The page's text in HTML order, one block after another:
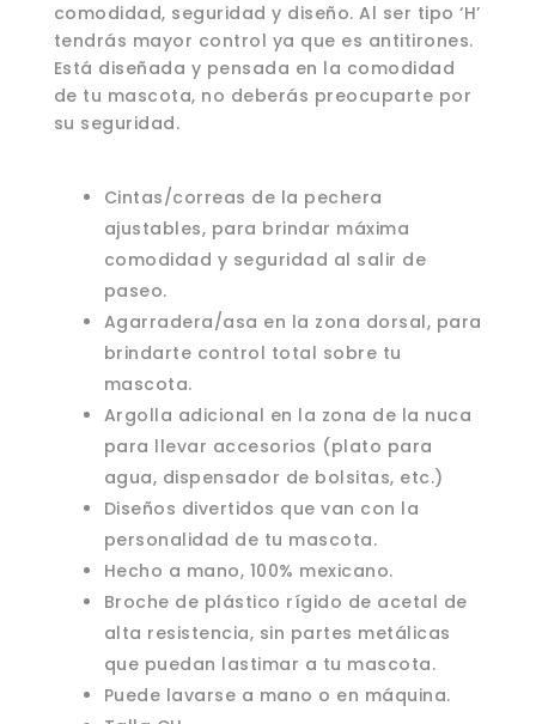
comodidad, seguridad y diseño. Al ser tipo ‘H’
tendrás mayor control ya que es antitirones.
Está diseñada y pensada en la comodidad
de tu mascota, no deberás preocuparte por
su seguridad.
Cintas/correas de la pechera
ajustables, para brindar máxima
comodidad y seguridad al salir de
paseo.
Agarradera/asa en la zona dorsal, para
brindarte control total sobre tu
mascota.
Argolla adicional en la zona de la nuca
para llevar accesorios (plato para
agua, dispensador de bolsitas, etc.)
Diseños divertidos que van con la
personalidad de tu mascota.
Hecho a mano, 100% mexicano.
Broche de plástico rígido de acetal de
alta resistencia, sin partes metálicas
que puedan lastimar a tu mascota.
Puede lavarse a mano o en máquina.